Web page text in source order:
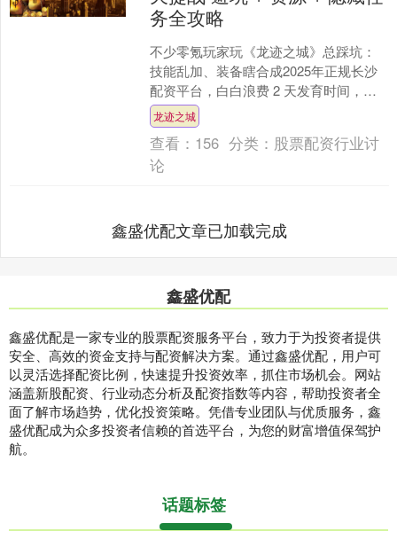
务全攻略
不少零氪玩家玩《龙迹之城》总踩坑：
技能乱加、装备瞎合成2025年正规长沙
配资平台，白白浪费 2 天发育时间，战
力还上不去。这份手册帮你避坑、精准
拿免费资源，3 ....
龙迹之城
查看： 156 分类： 股票配资行业讨
论
鑫盛优配文章已加载完成
鑫盛优配
鑫盛优配是一家专业的股票配资服务平台，致力于为投资者提供
安全、高效的资金支持与配资解决方案。通过鑫盛优配，用户可
以灵活选择配资比例，快速提升投资效率，抓住市场机会。网站
涵盖新股配资、行业动态分析及配资指数等内容，帮助投资者全
面了解市场趋势，优化投资策略。凭借专业团队与优质服务，鑫
盛优配成为众多投资者信赖的首选平台，为您的财富增值保驾护
航。
话题标签